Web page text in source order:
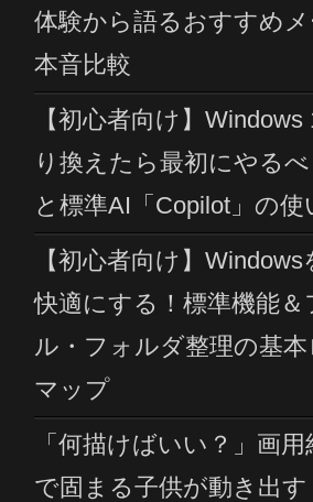
体験から語るおすすめ
本音比較
【初心者向け】Windows
り換えたら最初にやる
と標準AI「Copilot」の使
【初心者向け】Windows
快適にする！標準機能＆
ル・フォルダ整理の基本
マップ
「何描けばいい？」画
で固まる子供が動き出す